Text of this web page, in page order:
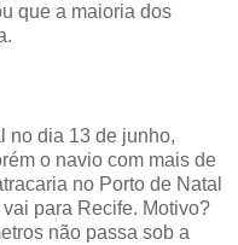
que a maioria dos
no dia 13 de junho,
o navio com mais de
no Porto de Natal
para Recife. Motivo?
não passa sob a